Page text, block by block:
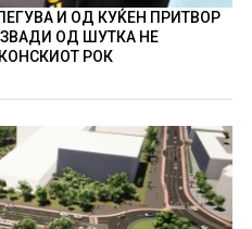
И ОД КУЌЕН ПРИТВОР
ОД ШУТКА НЕ
РОК